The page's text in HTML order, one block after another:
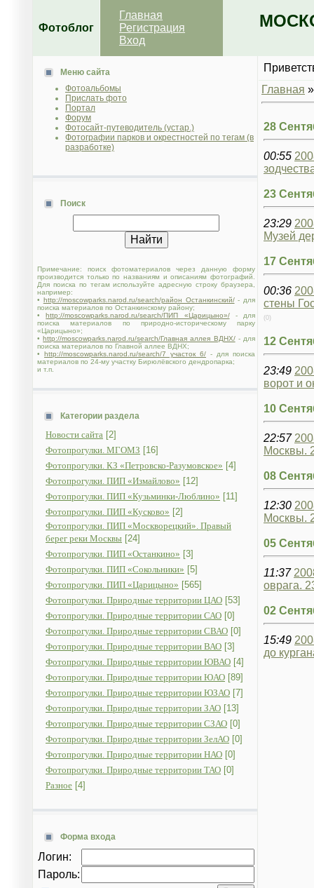
Фотоблог
Главная
Регистрация
Вход
Меню сайта
Фотоальбомы
Прислать фото
Портал
Форум
Фотосайт-путеводитель (устар.)
Фотографии парков и окрестностей по тегам (в
разработке)
Поиск
Примечание: поиск фотоматериалов через данную форму
производится только по названиям и описаниям фотографий.
Для поиска по тегам используйте адресную строку браузера,
например:
• http://moscowparks.narod.ru/search/район Останкинский/- для
поиска материалов по Останкинскому району;
•http://moscowparks.narod.ru/search/ПИП «Царицыно»/- для
поиска материалов по природно-историческому парку
«Царицыно»;
•http://moscowparks.narod.ru/search/Главная аллея ВДНХ/- для
поиска материалов по Главной аллее ВДНХ;
• http://moscowparks.narod.ru/search/7 участок 6/ - для поиска
материалов по 24-му участку Бирюлёвского дендропарка;
и т.п.
Категории раздела
Новости сайта [2]
Фотопрогулки. МГОМЗ [16]
Фотопрогулки. КЗ «Петровско-Разумовское» [4]
Фотопрогулки. ПИП «Измайлово» [12]
Фотопрогулки. ПИП «Кузьминки-Люблино» [11]
Фотопрогулки. ПИП «Кусково» [2]
Фотопрогулки. ПИП «Москворецкий». Правый
берег реки Москвы [24]
Фотопрогулки. ПИП «Останкино» [3]
Фотопрогулки. ПИП «Сокольники» [5]
Фотопрогулки. ПИП «Царицыно» [565]
Фотопрогулки. Природные территории ЦАО [53]
Фотопрогулки. Природные территории САО [0]
Фотопрогулки. Природные территории СВАО [0]
Фотопрогулки. Природные территории ВАО [3]
Фотопрогулки. Природные территории ЮВАО [4]
Фотопрогулки. Природные территории ЮАО [89]
Фотопрогулки. Природные территории ЮЗАО [7]
Фотопрогулки. Природные территории ЗАО [13]
Фотопрогулки. Природные территории СЗАО [0]
Фотопрогулки. Природные территории ЗелАО [0]
Фотопрогулки. Природные территории НАО [0]
Фотопрогулки. Природные территории ТАО [0]
Разное [4]
Форма входа
Логин:
Пароль:
Главная
28
00:55
23
23:29
Музей
17
00:36
стены
(0)
12
23:49
ворот и
10
22:57
Москвы.
08
12:30
Москвы.
05
11:37
оврага.
02
15:49
до